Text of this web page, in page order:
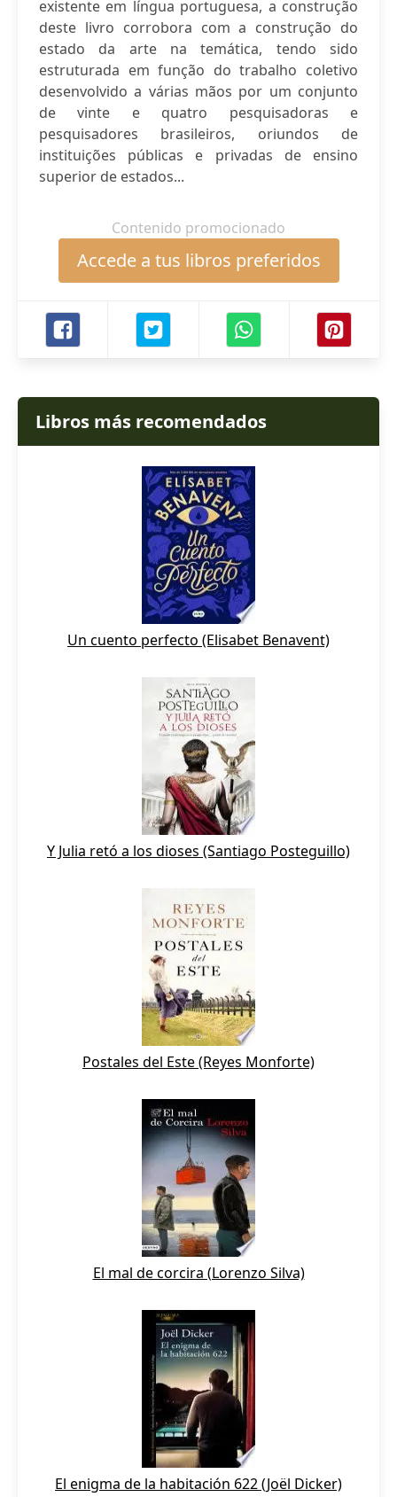
existente em língua portuguesa, a construção
deste livro corrobora com a construção do
estado da arte na temática, tendo sido
estruturada em função do trabalho coletivo
desenvolvido a várias mãos por um conjunto
de vinte e quatro pesquisadoras e
pesquisadores brasileiros, oriundos de
instituições públicas e privadas de ensino
superior de estados...
Contenido promocionado
Accede a tus libros preferidos
Libros más recomendados
Un cuento perfecto (Elisabet Benavent)
Y Julia retó a los dioses (Santiago Posteguillo)
Postales del Este (Reyes Monforte)
El mal de corcira (Lorenzo Silva)
El enigma de la habitación 622 (Joël Dicker)